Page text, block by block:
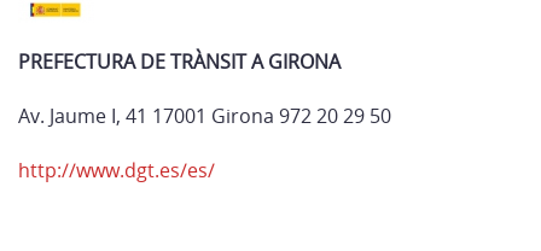
PREFECTURA DE TRÀNSIT A GIRONA
Av. Jaume I, 41 17001 Girona 972 20 29 50
http://www.dgt.es/es/